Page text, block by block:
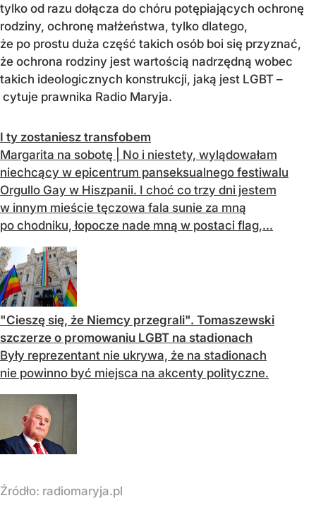
tylko od razu dołącza do chóru potępiających ochronę
rodziny, ochronę małżeństwa, tylko dlatego,
że po prostu duża część takich osób boi się przyznać,
że ochrona rodziny jest wartością nadrzędną wobec
takich ideologicznych konstrukcji, jaką jest LGBT –
cytuje prawnika Radio Maryja.
I ty zostaniesz transfobem
Margarita na sobotę | No i niestety, wylądowałam
niechcący w epicentrum panseksualnego festiwalu
Orgullo Gay w Hiszpanii. I choć co trzy dni jestem
w innym mieście tęczowa fala sunie za mną
po chodniku, łopocze nade mną w postaci flag,...
"Cieszę się, że Niemcy przegrali". Tomaszewski
szczerze o promowaniu LGBT na stadionach
Były reprezentant nie ukrywa, że na stadionach
nie powinno być miejsca na akcenty polityczne.
Źródło: radiomaryja.pl